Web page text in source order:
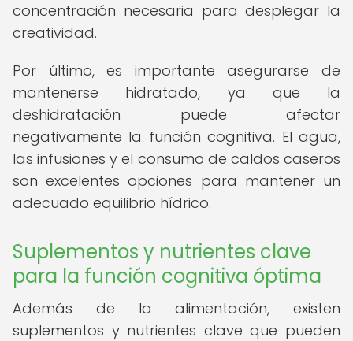
concentración necesaria para desplegar la
creatividad.
Por último, es importante asegurarse de
mantenerse hidratado, ya que la
deshidratación puede afectar
negativamente la función cognitiva. El agua,
las infusiones y el consumo de caldos caseros
son excelentes opciones para mantener un
adecuado equilibrio hídrico.
Suplementos y nutrientes clave
para la función cognitiva óptima
Además de la alimentación, existen
suplementos y nutrientes clave que pueden